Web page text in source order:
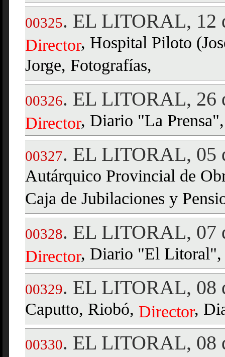
00325. EL LITORAL, 12
Director, Hospital Piloto
Jorge, Fotografías,
00326. EL LITORAL, 26
Director, Diario "La
00327. EL LITORAL, 05
Autárquico Provincial de
Caja de Jubilaciones y
00328. EL LITORAL, 07
Director, Diario "El Litoral",
00329. EL LITORAL, 08
Caputto, Riobó, Director,
00330. EL LITORAL, 08